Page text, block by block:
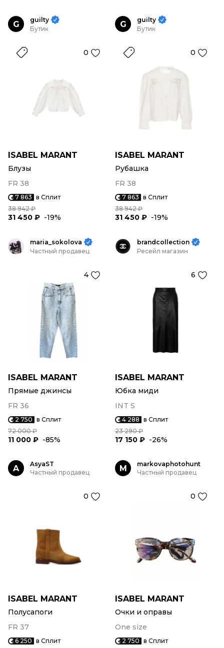
G
guilty
Бутик
0
ISABEL MARANT
Блузы
FR 38
7 863 в Сплит
38 942 ₽
31 450 ₽ -19%
G
guilty
Бутик
0
ISABEL MARANT
Рубашка
FR 38
7 863 в Сплит
38 942 ₽
31 450 ₽ -19%
maria_sokolova
Частный продавец
4
ISABEL MARANT
Прямые джинсы
FR 36
2 750 в Сплит
72 000 ₽
11 000 ₽ -85%
brandcollection
Ресейл магазин
6
ISABEL MARANT
Юбка миди
INT S
4 288 в Сплит
23 290 ₽
17 150 ₽ -26%
A
AsyaST
Частный продавец
0
ISABEL MARANT
Полусапоги
FR 37
6 250 в Сплит
M
markovaphotohunt
Частный продавец
0
ISABEL MARANT
Очки и оправы
One size
2 750 в Сплит